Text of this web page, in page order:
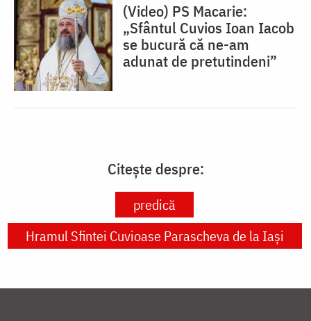
(Video) PS Macarie:
„Sfântul Cuvios Ioan Iacob
se bucură că ne-am
adunat de pretutindeni”
Citește despre:
predică
Hramul Sfintei Cuvioase Parascheva de la Iași